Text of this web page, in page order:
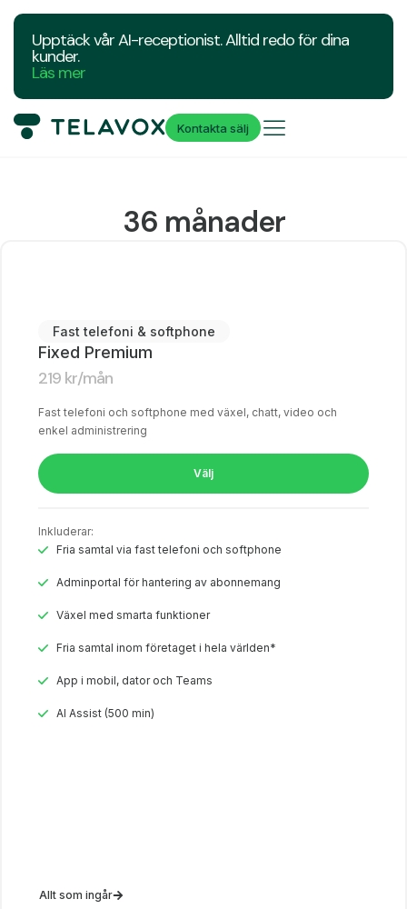
Upptäck vår AI-receptionist. Alltid redo för dina
kunder.
Läs mer
Kontakta sälj
36 månader
Fast telefoni & softphone
Fixed Premium
219 kr/mån
Fast telefoni och softphone med växel, chatt, video och
enkel administrering
Välj
Inkluderar:
Fria samtal via fast telefoni och softphone
Adminportal för hantering av abonnemang
Växel med smarta funktioner
Fria samtal inom företaget i hela världen*
App i mobil, dator och Teams
AI Assist (500 min)
Allt som ingår